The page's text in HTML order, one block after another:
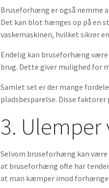
Bruseforhæng er også nemme
Det kan blot hænges op på en
vaskemaskinen, hvilket sikrer
Endelig kan bruseforhæng være
brug. Dette giver mulighed for
Samlet set er der mange
pladsbesparelse. Disse
3.
Selvom bruseforhæng kan være
at bruseforhæng ofte har
at man kæmper imod